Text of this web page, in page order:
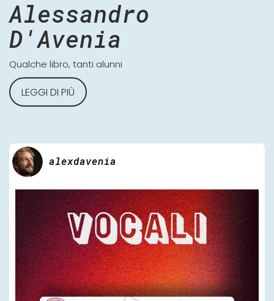
Alessandro
D'Avenia
Qualche libro, tanti alunni
LEGGI DI PIÙ
alexdavenia